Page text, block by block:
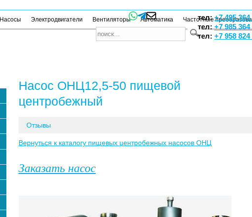
тел:+7 495 364
тел:+7 985 364
тел: +7 958 824
Насосы Электродвигатели Вентиляторы Автоматика Частотные
Насос ОНЦ12,5-50 пищевой
центробежный
Отзывы
Вернуться к каталогу пищевых центробежных насосов ОНЦ
Заказать насос